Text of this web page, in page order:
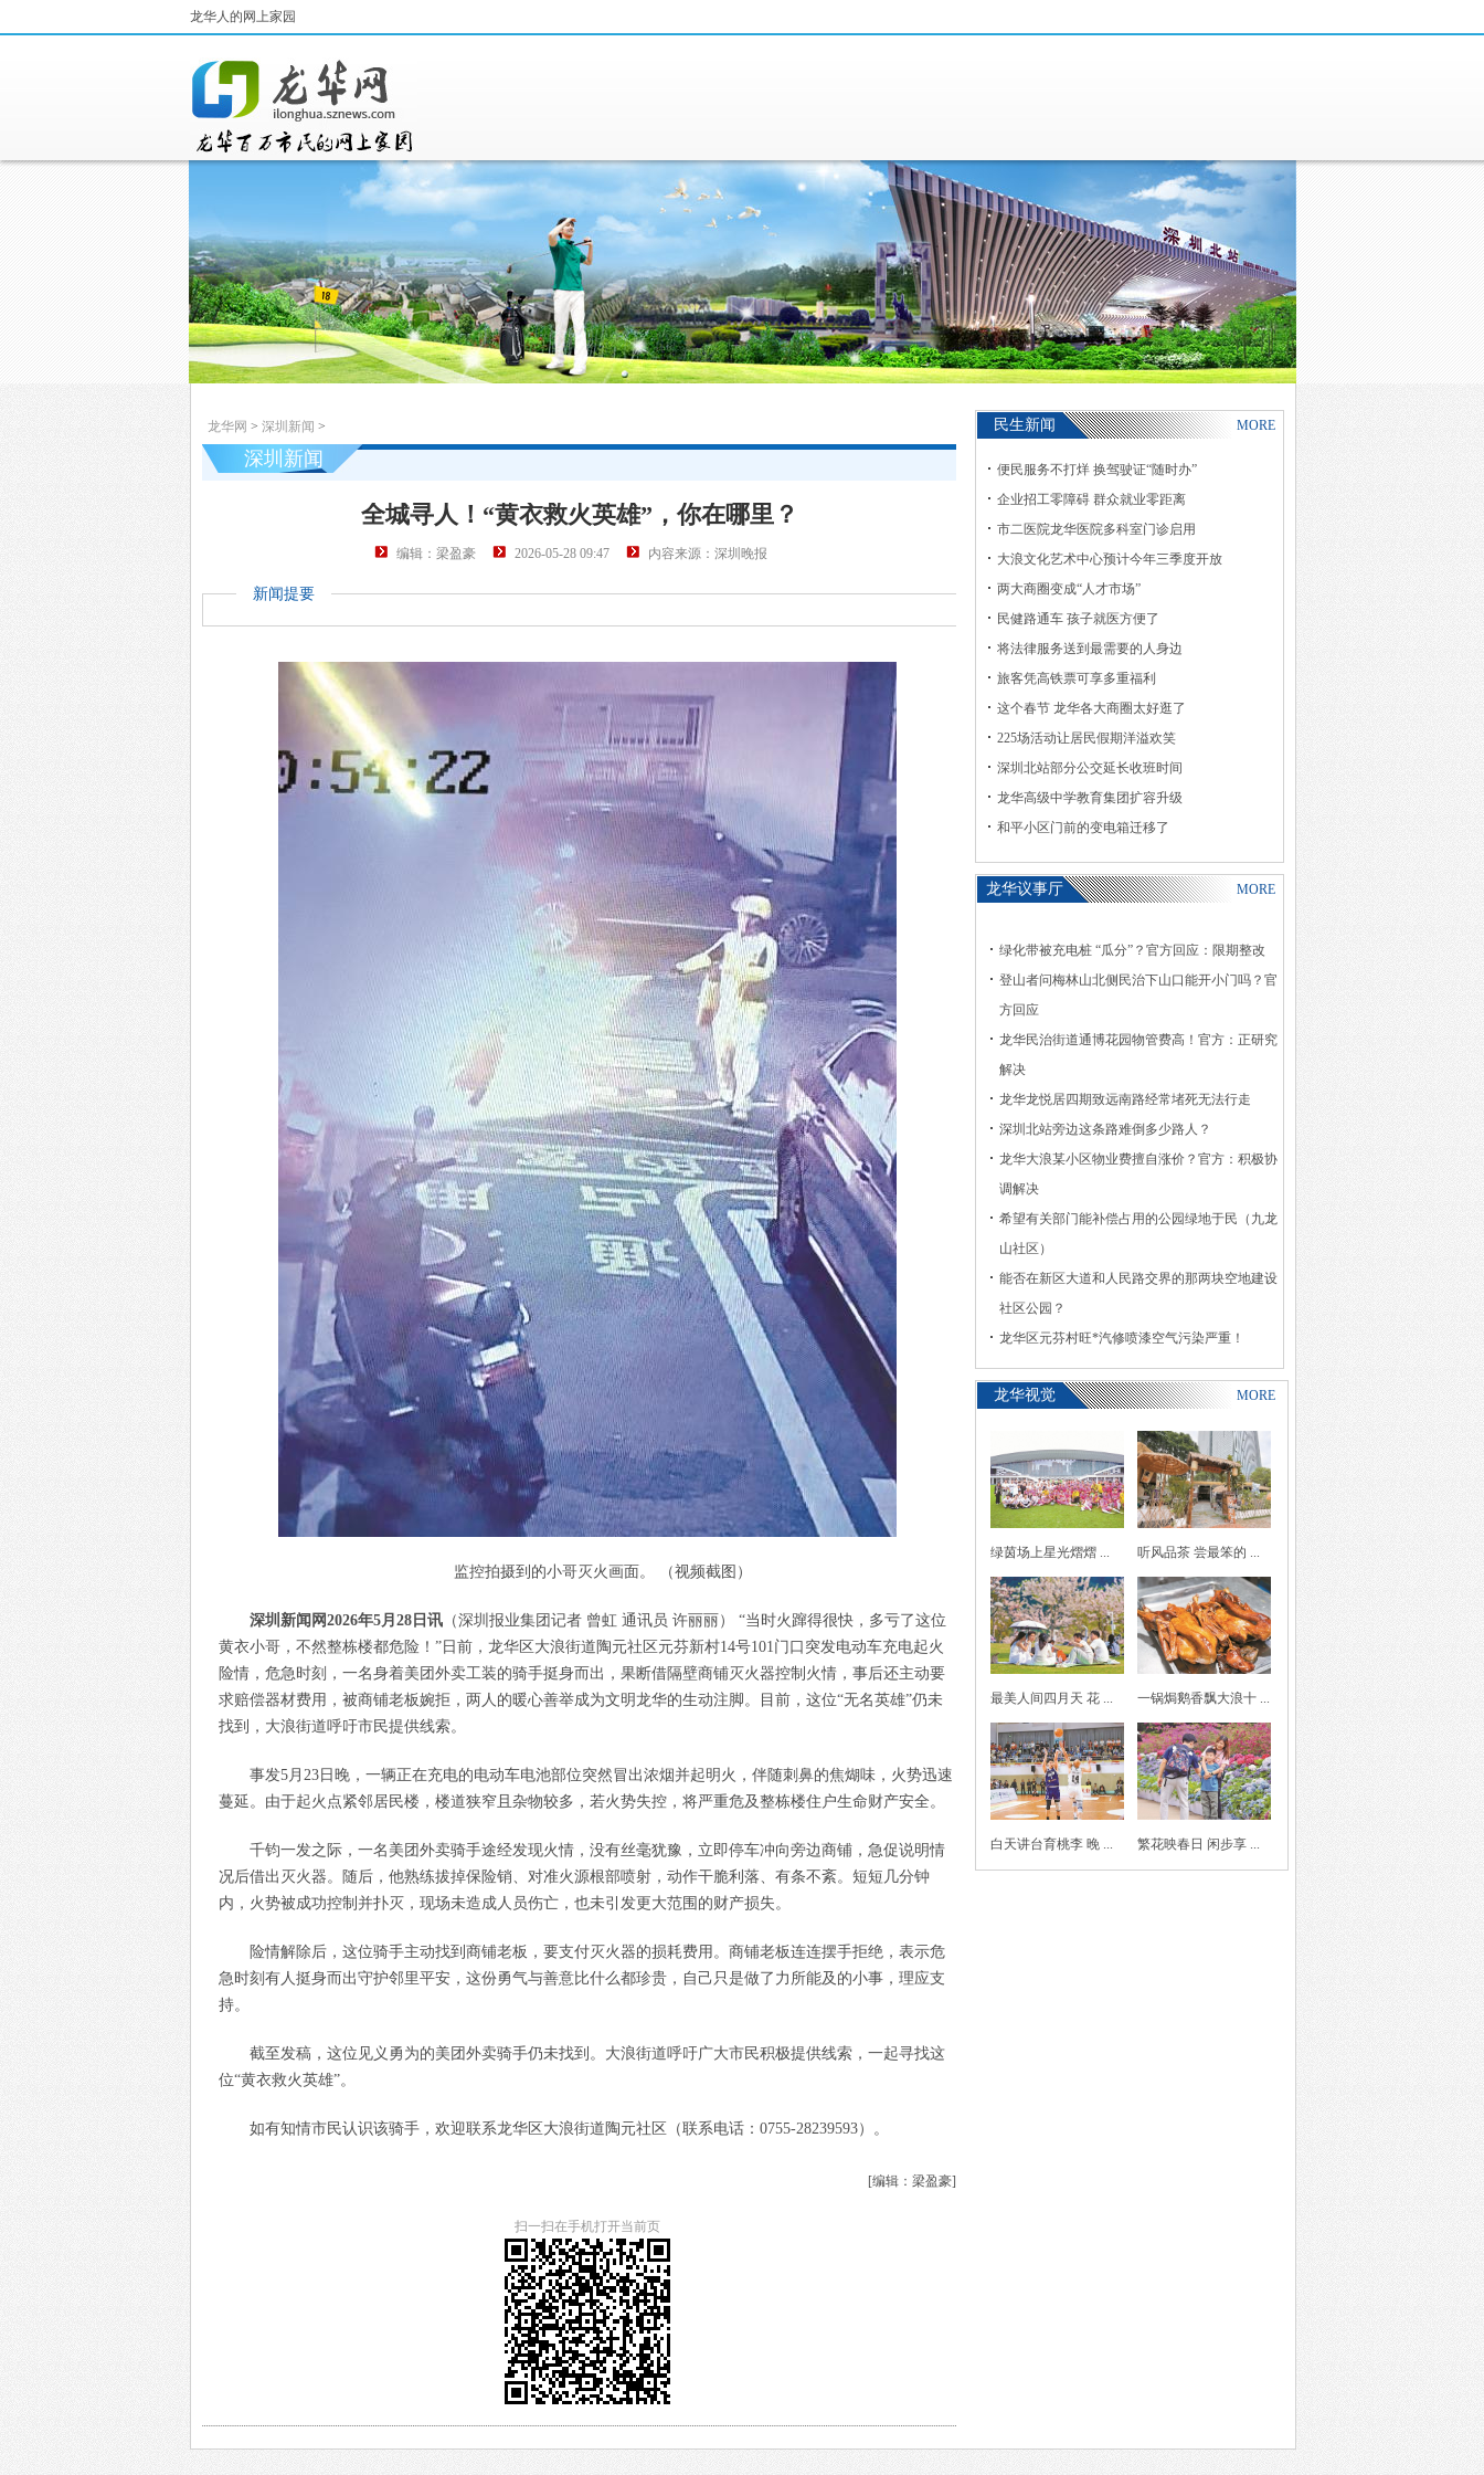
龙华人的网上家园
龙华网 > 深圳新闻 >
深圳新闻
全城寻人！“黄衣救火英雄”，你在哪里？
编辑：梁盈豪 2026-05-28 09:47 内容来源：深圳晚报
新闻提要
监控拍摄到的小哥灭火画面。 （视频截图）
深圳新闻网2026年5月28日讯 （深圳报业集团记者 曾虹 通讯员 许丽丽） “当时火蹿得很快，多亏了这位
黄衣小哥，不然整栋楼都危险！”日前，龙华区大浪街道陶元社区元芬新村14号101门口突发电动车充电起火
险情，危急时刻，一名身着美团外卖工装的骑手挺身而出，果断借隔壁商铺灭火器控制火情，事后还主动要
求赔偿器材费用，被商铺老板婉拒，两人的暖心善举成为文明龙华的生动注脚。目前，这位“无名英雄”仍未
找到，大浪街道呼吁市民提供线索。
事发5月23日晚，一辆正在充电的电动车电池部位突然冒出浓烟并起明火，伴随刺鼻的焦煳味，火势迅速
蔓延。由于起火点紧邻居民楼，楼道狭窄且杂物较多，若火势失控，将严重危及整栋楼住户生命财产安全。
千钧一发之际，一名美团外卖骑手途经发现火情，没有丝毫犹豫，立即停车冲向旁边商铺，急促说明情
况后借出灭火器。随后，他熟练拔掉保险销、对准火源根部喷射，动作干脆利落、有条不紊。短短几分钟
内，火势被成功控制并扑灭，现场未造成人员伤亡，也未引发更大范围的财产损失。
险情解除后，这位骑手主动找到商铺老板，要支付灭火器的损耗费用。商铺老板连连摆手拒绝，表示危
急时刻有人挺身而出守护邻里平安，这份勇气与善意比什么都珍贵，自己只是做了力所能及的小事，理应支
持。
截至发稿，这位见义勇为的美团外卖骑手仍未找到。大浪街道呼吁广大市民积极提供线索，一起寻找这
位“黄衣救火英雄”。
如有知情市民认识该骑手，欢迎联系龙华区大浪街道陶元社区（联系电话：0755-28239593）。
[编辑：梁盈豪]
扫一扫在手机打开当前页
民生新闻 MORE
便民服务不打烊 换驾驶证“随时办”
企业招工零障碍 群众就业零距离
市二医院龙华医院多科室门诊启用
大浪文化艺术中心预计今年三季度开放
两大商圈变成“人才市场”
民健路通车 孩子就医方便了
将法律服务送到最需要的人身边
旅客凭高铁票可享多重福利
这个春节 龙华各大商圈太好逛了
225场活动让居民假期洋溢欢笑
深圳北站部分公交延长收班时间
龙华高级中学教育集团扩容升级
和平小区门前的变电箱迁移了
龙华议事厅 MORE
绿化带被充电桩 “瓜分”？官方回应：限期整改
登山者问梅林山北侧民治下山口能开小门吗？官
方回应
龙华民治街道通博花园物管费高！官方：正研究
解决
龙华龙悦居四期致远南路经常堵死无法行走
深圳北站旁边这条路难倒多少路人？
龙华大浪某小区物业费擅自涨价？官方：积极协
调解决
希望有关部门能补偿占用的公园绿地于民（九龙
山社区）
能否在新区大道和人民路交界的那两块空地建设
社区公园？
龙华区元芬村旺*汽修喷漆空气污染严重！
龙华视觉 MORE
绿茵场上星光熠熠 ... 听风品茶 尝最笨的 ...
最美人间四月天 花 ... 一锅焗鹅香飘大浪十 ...
白天讲台育桃李 晚 ... 繁花映春日 闲步享 ...